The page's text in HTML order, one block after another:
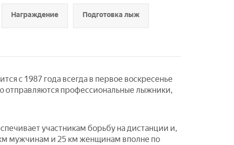
Награждение Подготовка лыж
с 1987 года всегда в первое воскресенье
отправляются профессиональные лыжники,
участникам борьбу на дистанции и,
мужчинам и 25 км женщинам вполне по